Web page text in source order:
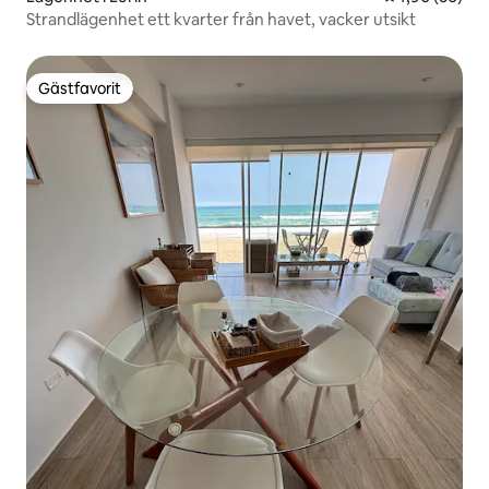
Strandlägenhet ett kvarter från havet, vacker utsikt
Gästfavorit
Gästfavorit